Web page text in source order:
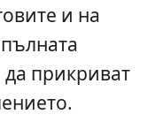
и на
да прикриват